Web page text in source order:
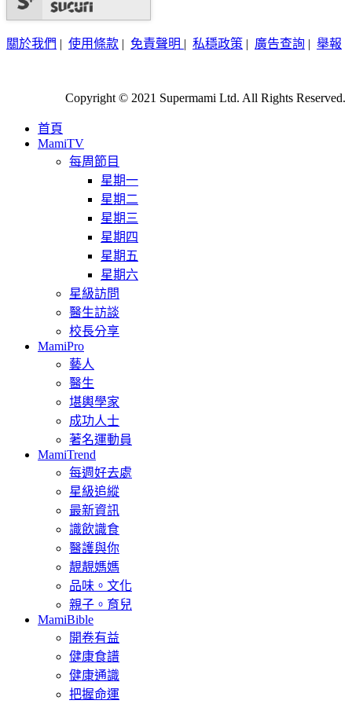
關於我們 | 使用條款 | 免責聲明 | 私穩政策 | 廣告查詢 | 舉報
Copyright © 2021 Supermami Ltd. All Rights Reserved.
首頁
MamiTV
每周節目
星期一
星期二
星期三
星期四
星期五
星期六
星級訪問
醫生訪談
校長分享
MamiPro
藝人
醫生
堪輿學家
成功人士
著名運動員
MamiTrend
每週好去處
星級追縱
最新資訊
識飲識食
醫護與你
靚靚媽媽
品味。文化
親子。育兒
MamiBible
開卷有益
健康食譜
健康通識
把握命運